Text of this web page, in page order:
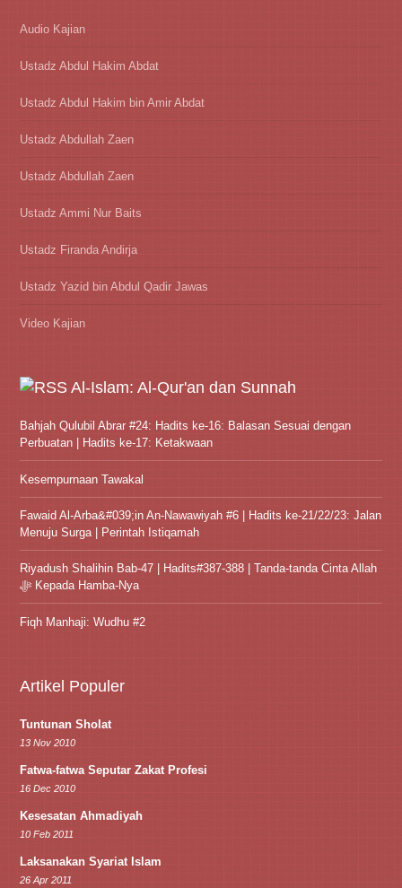
Audio Kajian
Ustadz Abdul Hakim Abdat
Ustadz Abdul Hakim bin Amir Abdat
Ustadz Abdullah Zaen
Ustadz Abdullah Zaen
Ustadz Ammi Nur Baits
Ustadz Firanda Andirja
Ustadz Yazid bin Abdul Qadir Jawas
Video Kajian
Al-Islam: Al-Qur'an dan Sunnah
Bahjah Qulubil Abrar #24: Hadits ke-16: Balasan Sesuai dengan
Perbuatan | Hadits ke-17: Ketakwaan
Kesempurnaan Tawakal
Fawaid Al-Arba&#039;in An-Nawawiyah #6 | Hadits ke-21/22/23: Jalan
Menuju Surga | Perintah Istiqamah
Riyadush Shalihin Bab-47 | Hadits#387-388 | Tanda-tanda Cinta Allah
ﷻ Kepada Hamba-Nya
Fiqh Manhaji: Wudhu #2
Artikel Populer
Tuntunan Sholat
13 Nov 2010
Fatwa-fatwa Seputar Zakat Profesi
16 Dec 2010
Kesesatan Ahmadiyah
10 Feb 2011
Laksanakan Syariat Islam
26 Apr 2011